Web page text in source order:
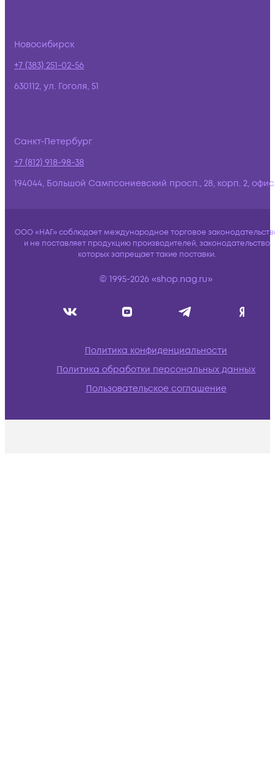
Новосибирск
+7 (383) 251-02-56
630112, ул. Гоголя, 51
Санкт-Петербург
+7 (812) 918-98-38
194044, Большой Сампсониевский просп., 28, корп. 2,
ООО «НАГ» соблюдает международное торговое
и не поставляет продукцию производителей, законодательство
которых запрещает такие поставки.
© 1995-2026 «shop.nag.ru»
Политика конфиденциальности
Политика обработки персональных данных
Пользовательское соглашение